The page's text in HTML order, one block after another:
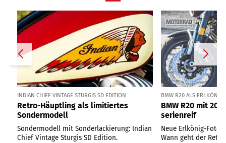
INDIAN CHIEF VINTAGE STURGIS SD EDITION
Retro-Häuptling als limitiertes
Sondermodell
Sondermodell mit Sonderlackierung: Indian
Chief Vintage Sturgis SD Edition.
BMW R20 ALS ERLKÖNIG
BMW R20 mit
serienreif
Neue Erlkönig-Fotos
Wann geht der